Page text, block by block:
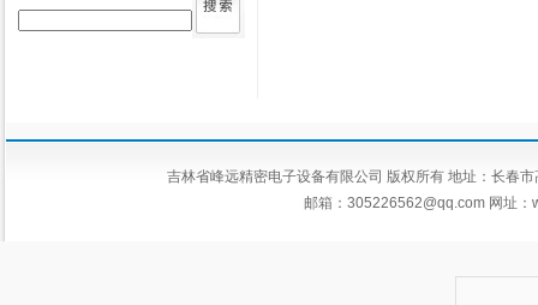
吉林省峰远精密电子设备有限公司 版权所有 地址：长
邮箱： 305226562@qq.com网址：